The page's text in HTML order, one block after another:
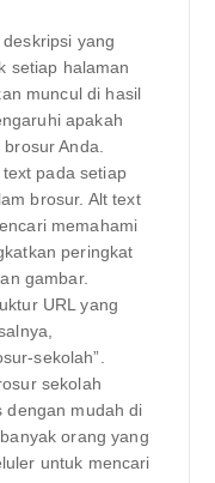
yang
setiap halaman
muncul di hasil
apakah
Anda.
pada setiap
brosur. Alt text
memahami
peringkat
gambar.
URL yang
sekolah”.
sekolah
dengan mudah di
orang yang
untuk mencari